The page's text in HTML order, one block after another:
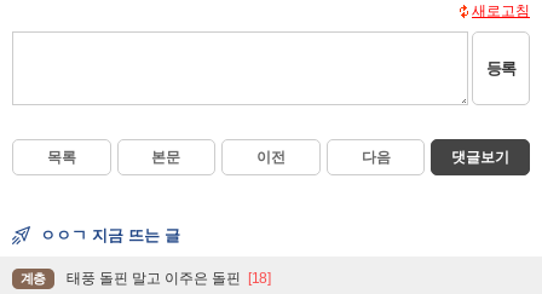
새로고침
등록
목록 본문 이전 다음 댓글보기
ㅇㅇㄱ 지금 뜨는 글
계층 태풍 돌핀 말고 이주은 돌핀 [18]